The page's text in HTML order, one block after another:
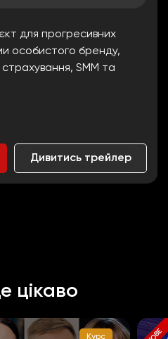
для прогресивних
особистого бренду,
SMM та
Дивитись трейлер
цікаво
Курс